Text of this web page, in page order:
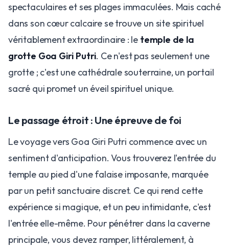
spectaculaires et ses plages immaculées. Mais caché
dans son cœur calcaire se trouve un site spirituel
véritablement extraordinaire : le temple de la
grotte Goa Giri Putri. Ce n'est pas seulement une
grotte ; c'est une cathédrale souterraine, un portail
sacré qui promet un éveil spirituel unique.
​Le passage étroit : Une épreuve de foi
​Le voyage vers Goa Giri Putri commence avec un
sentiment d'anticipation. Vous trouverez l'entrée du
temple au pied d'une falaise imposante, marquée
par un petit sanctuaire discret. Ce qui rend cette
expérience si magique, et un peu intimidante, c'est
l'entrée elle-même. Pour pénétrer dans la caverne
principale, vous devez ramper, littéralement, à